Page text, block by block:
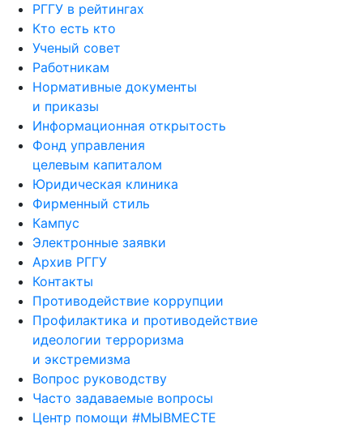
РГГУ в рейтингах
Кто есть кто
Ученый совет
Работникам
Нормативные документы
и приказы
Информационная открытость
Фонд управления
целевым капиталом
Юридическая клиника
Фирменный стиль
Кампус
Электронные заявки
Архив РГГУ
Контакты
Противодействие коррупции
Профилактика и противодействие
идеологии терроризма
и экстремизма
Вопрос руководству
Часто задаваемые вопросы
Центр помощи #МЫВМЕСТЕ